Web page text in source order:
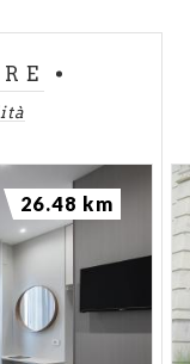
26.48 km